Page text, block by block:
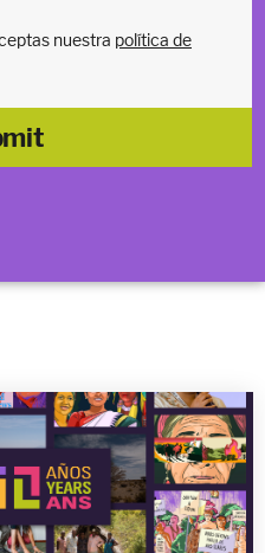
nuestra política de